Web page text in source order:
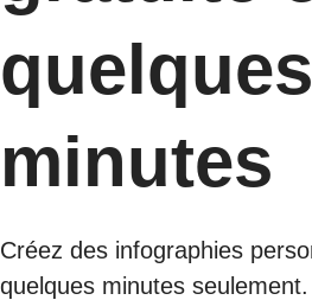
quelques
minutes
Créez des infographies
quelques minutes